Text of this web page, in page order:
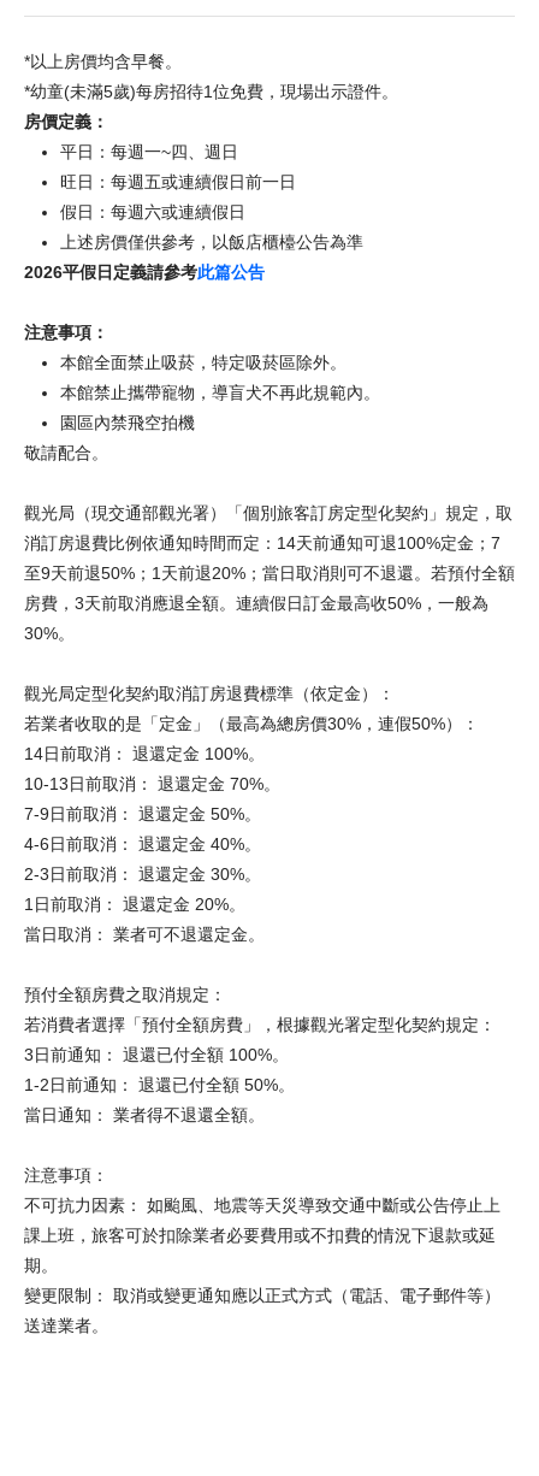
*以上房價均含早餐。
*幼童(未滿5歲)每房招待1位免費，現場出示證件。
房價定義：
平日：每週一~四、週日
旺日：每週五或連續假日前一日
假日：每週六或連續假日
上述房價僅供參考，以飯店櫃檯公告為準
2026平假日定義請參考此篇公告
注意事項：
本館全面禁止吸菸，特定吸菸區除外。
本館禁止攜帶寵物，導盲犬不再此規範內。
園區內禁飛空拍機
敬請配合。
觀光局（現交通部觀光署）「個別旅客訂房定型化契約」規定，取
消訂房退費比例依通知時間而定：14天前通知可退100%定金；7
至9天前退50%；1天前退20%；當日取消則可不退還。若預付全額
房費，3天前取消應退全額。連續假日訂金最高收50%，一般為
30%。
觀光局定型化契約取消訂房退費標準（依定金）：
若業者收取的是「定金」（最高為總房價30%，連假50%）：
14日前取消： 退還定金 100%。
10-13日前取消： 退還定金 70%。
7-9日前取消： 退還定金 50%。
4-6日前取消： 退還定金 40%。
2-3日前取消： 退還定金 30%。
1日前取消： 退還定金 20%。
當日取消： 業者可不退還定金。
預付全額房費之取消規定：
若消費者選擇「預付全額房費」，根據觀光署定型化契約規定：
3日前通知： 退還已付全額 100%。
1-2日前通知： 退還已付全額 50%。
當日通知： 業者得不退還全額。
注意事項：
不可抗力因素： 如颱風、地震等天災導致交通中斷或公告停止上
課上班，旅客可於扣除業者必要費用或不扣費的情況下退款或延
期。
變更限制： 取消或變更通知應以正式方式（電話、電子郵件等）
送達業者。